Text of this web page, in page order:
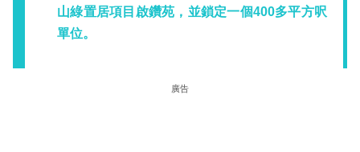
山綠置居項目啟鑽苑，並鎖定一個400多平方呎
單位。
廣告